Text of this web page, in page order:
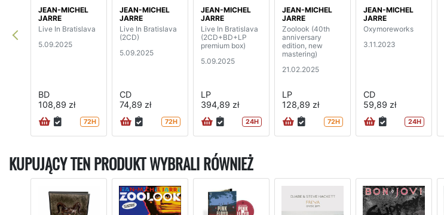
JEAN-MICHEL
JARRE
Live In Bratislava
5.09.2025
BD
108,89 zł
72H
JEAN-MICHEL
JARRE
Live In Bratislava
(2CD)
5.09.2025
CD
74,89 zł
72H
JEAN-MICHEL
JARRE
Live In Bratislava
(2CD+BD+LP
premium box)
5.09.2025
LP
394,89 zł
24H
JEAN-MICHEL
JARRE
Zoolook (40th
anniversary
edition, new
mastering)
21.02.2025
LP
128,89 zł
72H
JEAN-MICHEL
JARRE
Oxymoreworks
3.11.2023
CD
59,89 zł
24H
KUPUJĄCY TEN PRODUKT WYBRALI RÓWNIEŻ